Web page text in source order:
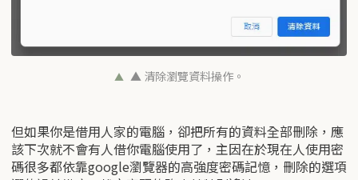
▲ 清除瀏覽資料操作。
但如果你是借用人家的電腦，卻把所有的資料全部刪除，應
該下次就不會有人借你電腦使用了，主因在於現在人使用密
碼很多都依靠google瀏覽器的高強度密碼記憶，刪除的選項